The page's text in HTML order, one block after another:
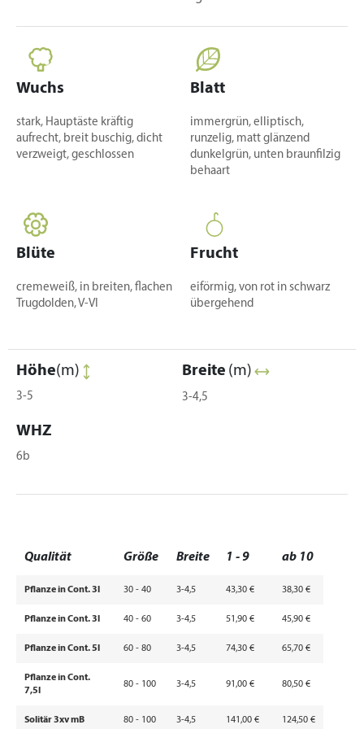
Wuchs
stark, Hauptäste kräftig
aufrecht, breit buschig, dicht
verzweigt, geschlossen
Blatt
immergrün, elliptisch,
runzelig, matt glänzend
dunkelgrün, unten braunfilzig
behaart
Blüte
cremeweiß, in breiten, flachen
Trugdolden, V-VI
Frucht
eiförmig, von rot in schwarz
übergehend
Höhe(m)
3-5
Breite (m)
3-4,5
WHZ
6b
Qualität Größe Breite 1 - 9 ab 10
Pflanze in Cont. 3l 30 - 40 3-4,5 43,30 € 38,30 €
Pflanze in Cont. 3l 40 - 60 3-4,5 51,90 € 45,90 €
Pflanze in Cont. 5l 60 - 80 3-4,5 74,30 € 65,70 €
Pflanze in Cont.
7,5l
80 - 100 3-4,5 91,00 € 80,50 €
Solitär 3xv mB 80 - 100 3-4,5 141,00 € 124,50 €